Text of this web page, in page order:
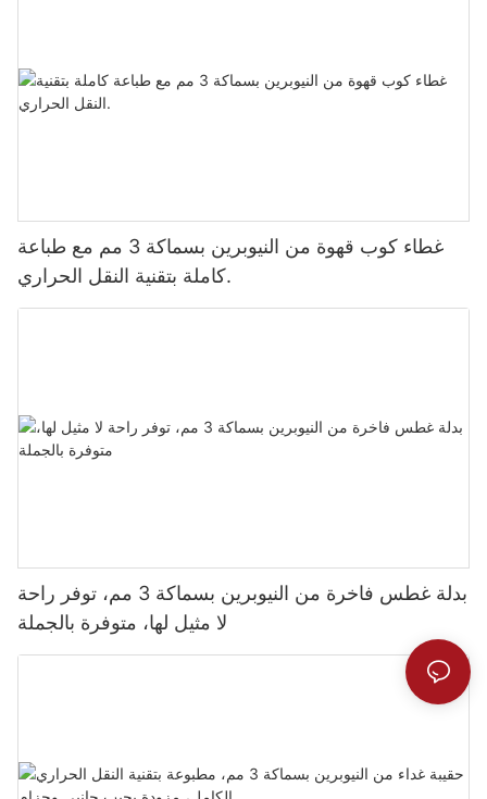
غطاء كوب قهوة من النيوبرين بسماكة 3 مم مع طباعة
كاملة بتقنية النقل الحراري.
بدلة غطس فاخرة من النيوبرين بسماكة 3 مم، توفر راحة
لا مثيل لها، متوفرة بالجملة